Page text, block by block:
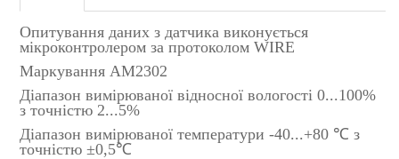
Опитування даних з датчика виконується
мікроконтролером за протоколом WIRE
Маркування AM2302
Діапазон вимірюваної відносної вологості 0...100%
з точністю 2...5%
Діапазон вимірюваної температури -40...+80 ℃ з
точністю ±0,5℃